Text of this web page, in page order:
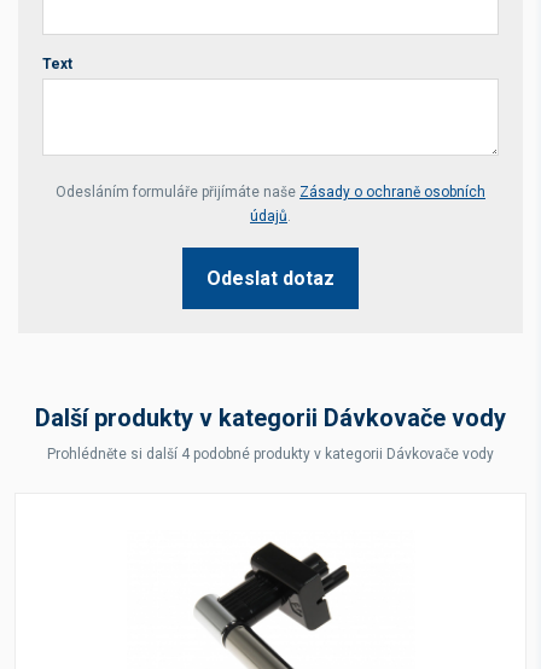
Text
Your website *
Odesláním formuláře přijímáte naše Zásady o ochraně osobních
údajů.
Odeslat dotaz
Další produkty v kategorii Dávkovače vody
Prohlédněte si další 4 podobné produkty v kategorii Dávkovače vody